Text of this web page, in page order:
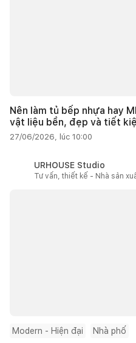
Nên làm tủ bếp nhựa hay
vật liệu bền, đẹp và tiết
27/06/2026, lúc 10:00
URHOUSE Studio
Tư vấn, thiết kế - Nhà sản
Modern - Hiện đại Nhà phố